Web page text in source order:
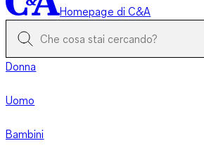
Homepage di C&A
Donna
Uomo
Bambini